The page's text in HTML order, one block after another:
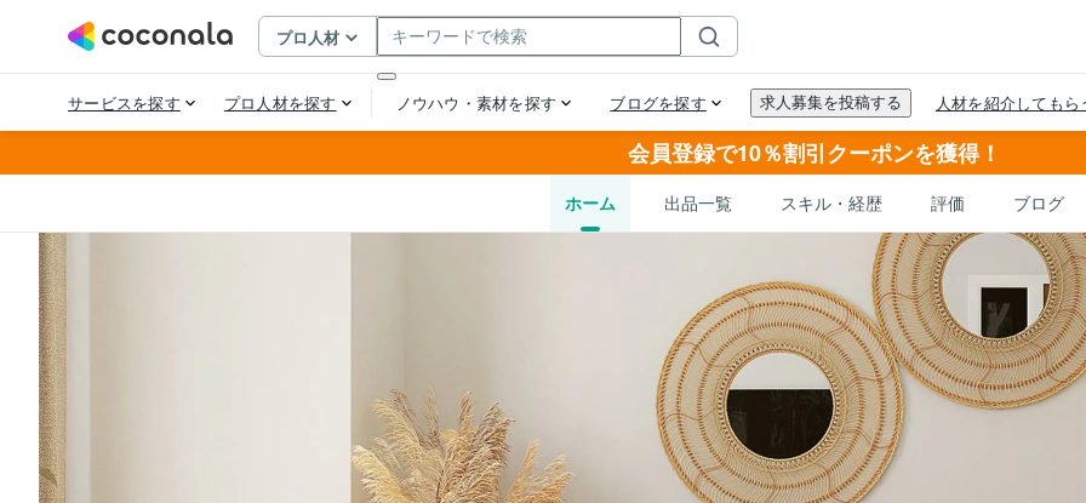
会員登録で10％割引クーポンを獲得！
ホーム 出品一覧 スキル・経歴 評価 ブログ